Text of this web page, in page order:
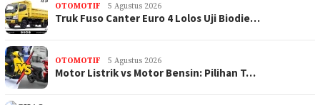
OTOMOTIF 5 Agustus 2026
Truk Fuso Canter Euro 4 Lolos Uji Biodie…
OTOMOTIF 5 Agustus 2026
Motor Listrik vs Motor Bensin: Pilihan T…